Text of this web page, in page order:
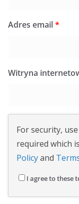
Adres email*
Witryna
For security,
required which
Policyand
I agree to these